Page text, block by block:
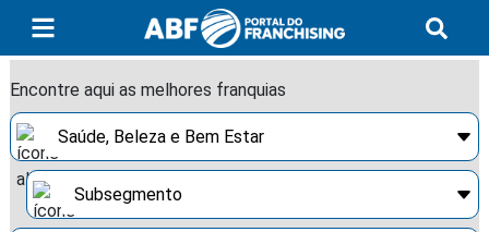
Encontre aqui as melhores franquias